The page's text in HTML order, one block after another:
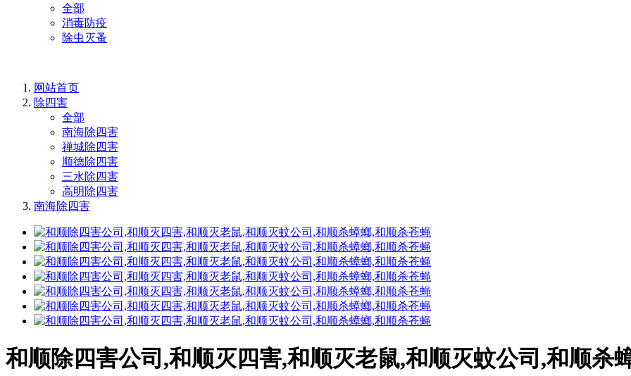
全部
消毒防疫
除虫灭蚤
网站首页
除四害
全部
南海除四害
禅城除四害
顺德除四害
三水除四害
高明除四害
南海除四害
和顺除四害公司,和顺灭四害,和顺灭老鼠,和顺灭蚊公司,和顺杀